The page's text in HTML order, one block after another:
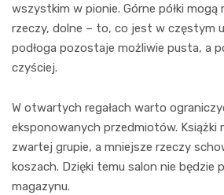
wszystkim w pionie. Górne półki mogą
rzeczy, dolne – to, co jest w częstym
podłoga pozostaje możliwie pusta, a
czyściej.
W otwartych regałach warto
eksponowanych przedmiotów. Książki
zwartej grupie, a mniejsze rzeczy
koszach. Dzięki temu salon nie będzie
magazynu.